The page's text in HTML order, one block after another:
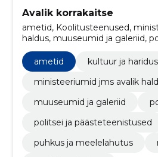
Avalik korrakaitse
ametid, Koolitusteenused,
haldus, muuseumid ja galeriid,
päästeteenistused, Kütteõlid,
destillaadid, Lennukipetrool
ametid
kultuur ja haridus
ministeeriumid jms avalik
muuseumid ja galeriid
politsei ja päästeteenistused
puhkus ja meelelahutus